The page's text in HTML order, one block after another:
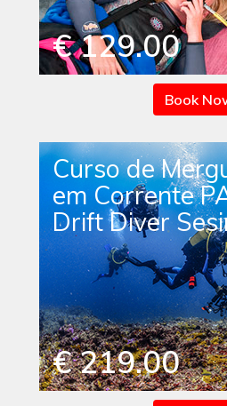
€ 129.00
Book
Curso de
em Corrente
Drift Diver
€ 219.00